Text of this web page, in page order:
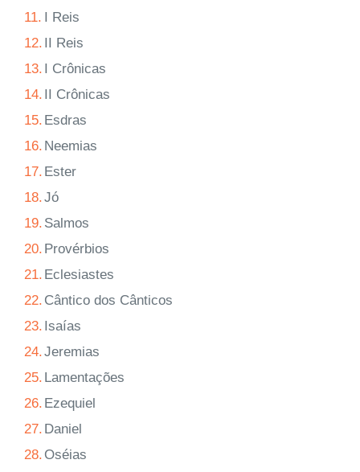
11. I Reis
12. II Reis
13. I Crônicas
14. II Crônicas
15. Esdras
16. Neemias
17. Ester
18.Jó
19. Salmos
20. Provérbios
21. Eclesiastes
22. Cântico dos Cânticos
23. Isaías
24.Jeremias
25. Lamentações
26. Ezequiel
27. Daniel
28. Oséias